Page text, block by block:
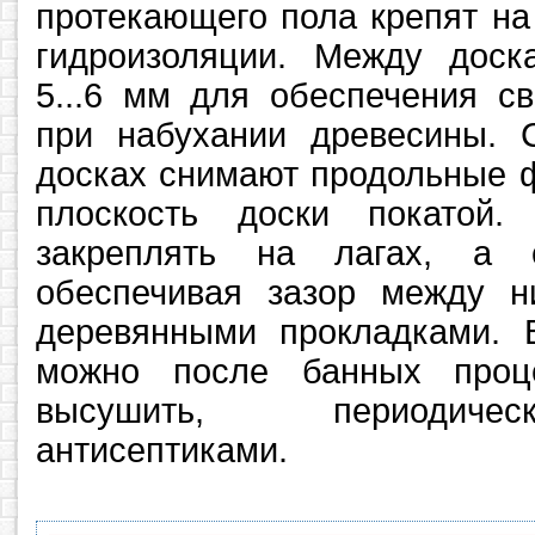
протекающего пола крепят
гидроизоляции. Между
5...6 мм для обеспечения
при набухании
досках снимают продольные
плоскость доски
закреплять на лагах, а
обеспечивая зазор между
деревянными прокладками.
можно после банных
высушить,
антисептиками.